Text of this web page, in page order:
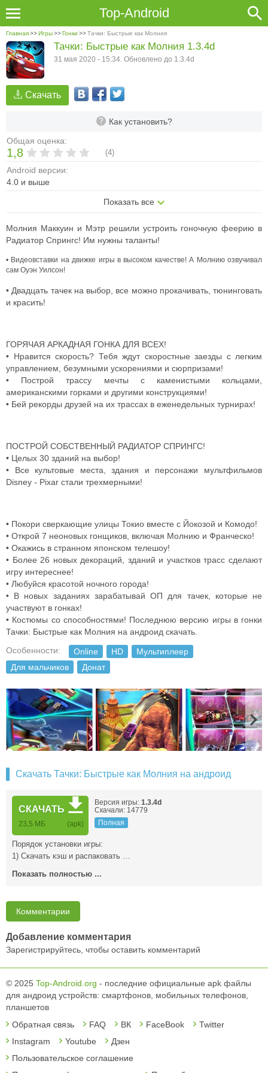
Top-Android
Главная>>Игры>>Гонки >>Тачки: Быстрые как Молния
Скачать
Как установить?
Общая оценка:
1,8 (4)
Android версии:
4.0 и выше
Показать все
Тачки: Быстрые как Молния 1.3.4d
31 мая 2020 - 15:34. Обновлено до 1.3.4d
Молния Маккуин и Мэтр решили устроить гоночную феерию в
Радиатор Спрингс! Им нужны таланты!
• Видеовставки на движке игры в высоком качестве! А Молнию озвучивал
сам Оуэн Уилсон!
• Двадцать тачек на выбор, все можно прокачивать, тюнинговать
и красить!
ГОРЯЧАЯ АРКАДНАЯ ГОНКА ДЛЯ ВСЕХ!
• Нравится скорость? Тебя ждут скоростные заезды с легким
управлением, безумными ускорениями и сюрпризами!
• Построй трассу мечты с каменистыми кольцами,
американскими горками и другими конструкциями!
• Бей рекорды друзей на их трассах в еженедельных турнирах!
ПОСТРОЙ СОБСТВЕННЫЙ РАДИАТОР СПРИНГС!
• Целых 30 зданий на выбор!
• Все культовые места, здания и персонажи мультфильмов
Disney - Pixar стали трехмерными!
• Покори сверкающие улицы Токио вместе с Йокозой и Комодо!
• Открой 7 неоновых гонщиков, включая Молнию и Франческо!
• Окажись в странном японском телешоу!
• Более 26 новых декораций, зданий и участков трасс сделают
игру интереснее!
• Любуйся красотой ночного города!
• В новых заданиях зарабатывай ОП для тачек, которые не
участвуют в гонках!
• Костюмы со способностями! Последнюю версию игры в гонки
Тачки: Быстрые как Молния на андроид скачать.
Особенности:
Online HD
Мультиплеер
Для мальчиков
Донат
Скачать Тачки: Быстрые как Молния на андроид
СКАЧАТЬ
23,5 MБ (apk)
Версия игры: 1.3.4d
Скачали: 14779
Полная
Порядок установки игры:
1) Скачать кэш и распаковать …
Показать полностью ...
Комментарии
Добавление комментария
Зарегистрируйтесь, чтобы оставить комментарий
© 2025 Top-Android.org - последние официальные apk файлы
для андроид устройств: смартфонов, мобильных телефонов,
планшетов
Обратная связь
FAQ ВК FaceBook
Twitter
Instagram
Youtube
Дзен
Пользовательское соглашение